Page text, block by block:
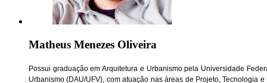
Matheus Menezes Oliveira
Possui graduação em Arquitetura e Urbanismo pela Universidade
Urbanismo (DAU/UFV), com atuação nas áreas de Projeto, Tecnologia